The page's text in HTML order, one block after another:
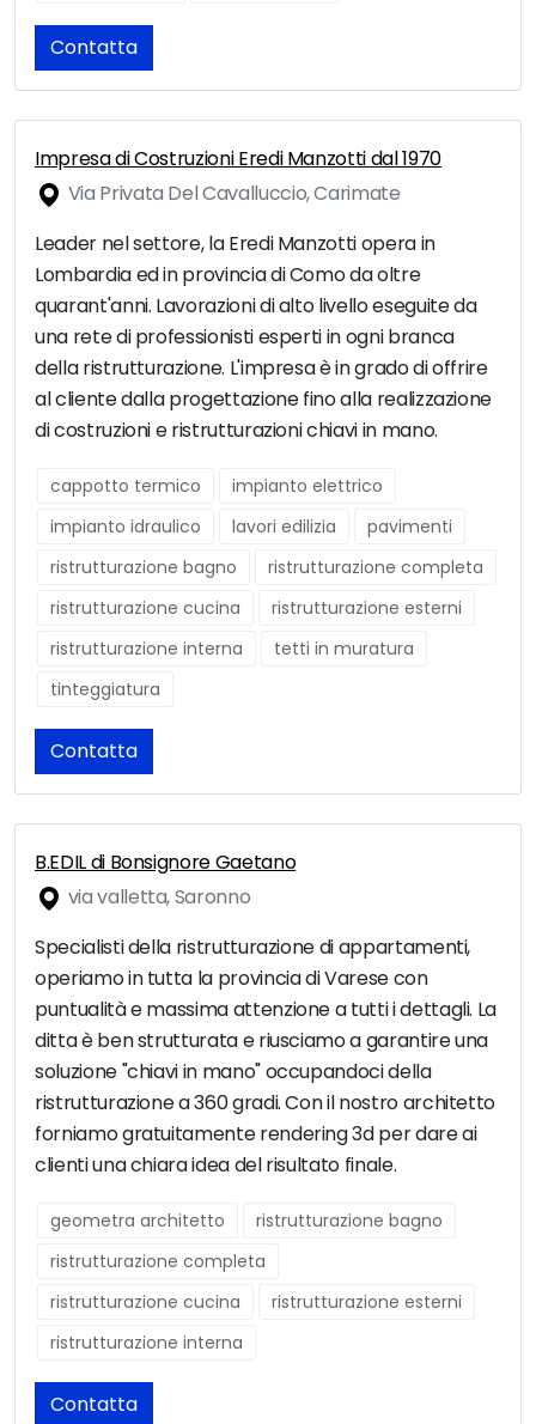
Contatta
Impresa di Costruzioni Eredi Manzotti dal 1970
Via Privata Del Cavalluccio, Carimate
Leader nel settore, la Eredi Manzotti opera in
Lombardia ed in provincia di Como da oltre
quarant'anni. Lavorazioni di alto livello eseguite da
una rete di professionisti esperti in ogni branca
della ristrutturazione. L'impresa è in grado di offrire
al cliente dalla progettazione fino alla realizzazione
di costruzioni e ristrutturazioni chiavi in mano.
cappotto termico
impianto elettrico
impianto idraulico
lavori edilizia
pavimenti
ristrutturazione bagno
ristrutturazione completa
ristrutturazione cucina
ristrutturazione esterni
ristrutturazione interna
tetti in muratura
tinteggiatura
Contatta
B.EDIL di Bonsignore Gaetano
via valletta, Saronno
Specialisti della ristrutturazione di appartamenti,
operiamo in tutta la provincia di Varese con
puntualità e massima attenzione a tutti i dettagli. La
ditta è ben strutturata e riusciamo a garantire una
soluzione "chiavi in mano" occupandoci della
ristrutturazione a 360 gradi. Con il nostro architetto
forniamo gratuitamente rendering 3d per dare ai
clienti una chiara idea del risultato finale.
geometra architetto
ristrutturazione bagno
ristrutturazione completa
ristrutturazione cucina
ristrutturazione esterni
ristrutturazione interna
Contatta